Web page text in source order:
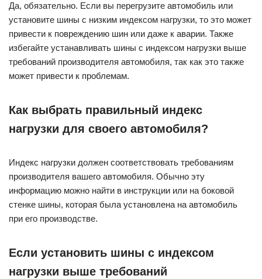
Да, обязательно. Если вы перегрузите автомобиль или
установите шины с низким индексом нагрузки, то это может
привести к повреждению шин или даже к аварии. Также
избегайте устанавливать шины с индексом нагрузки выше
требований производителя автомобиля, так как это также
может привести к проблемам.
Как выбрать правильный индекс
нагрузки для своего автомобиля?
Индекс нагрузки должен соответствовать требованиям
производителя вашего автомобиля. Обычно эту
информацию можно найти в инструкции или на боковой
стенке шины, которая была установлена на автомобиль
при его производстве.
Если установить шины с индексом
нагрузки выше требований